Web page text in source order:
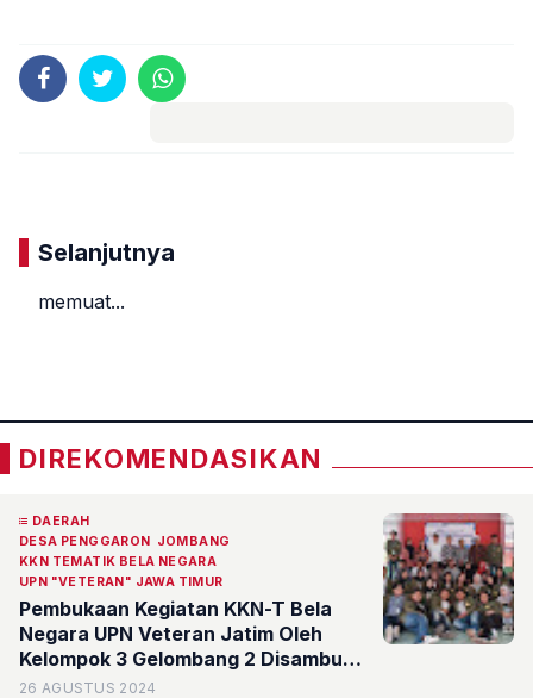
Selanjutnya
memuat...
DIREKOMENDASIKAN
DAERAH
DESA PENGGARON JOMBANG
KKN TEMATIK BELA NEGARA
UPN "VETERAN" JAWA TIMUR
Pembukaan Kegiatan KKN-T Bela
Negara UPN Veteran Jatim Oleh
Kelompok 3 Gelombang 2 Disambut
Hangat Masyarakat Desa
26 AGUSTUS 2024